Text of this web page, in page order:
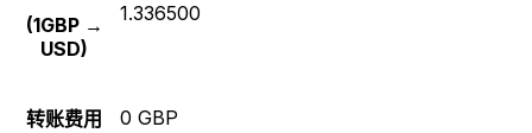
(1GBP →
USD)
1.336500
转账费用 0 GBP